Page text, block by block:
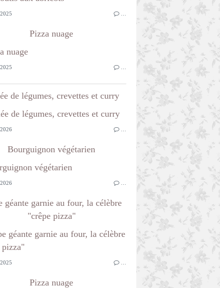
Pizza nuage
de légumes, crevettes et curry
Bourguignon végétarien
géante garnie au four, la célèbre
"crêpe pizza"
Pizza nuage